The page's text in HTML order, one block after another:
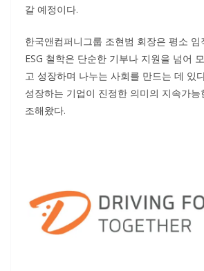
갈 예정이다.
한국앤컴퍼니그룹 조현범 회장은 평소 임
ESG 철학은 단순한 기부나 지원을 넘어
고 성장하며 나누는 사회를 만드는 데 있
성장하는 기업이 진정한 의미의 지속가능
조해왔다.